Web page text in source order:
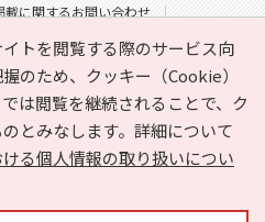
トを閲覧する際のサービス向
のため、クッキー（Cookie）
は閲覧を継続されることで、ク
とみなします。詳細について
ける個人情報の取り扱いについ
載に関するお問い合わせ
関するお問い合わせ
All Rights Reserved.